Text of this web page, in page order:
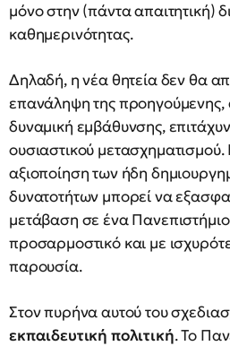
μόνο στην (πάντα απαιτητική)
καθημερινότητας.
Δηλαδή, η νέα θητεία δεν θα
επανάληψη της προηγούμενης,
δυναμική εμβάθυνσης,
ουσιαστικού
αξιοποίηση των ήδη
δυνατοτήτων μπορεί να
μετάβαση σε ένα Πανεπιστήμιο
προσαρμοστικό και με
παρουσία.
Στον πυρήνα αυτού του
εκπαιδευτική πολιτική. Το